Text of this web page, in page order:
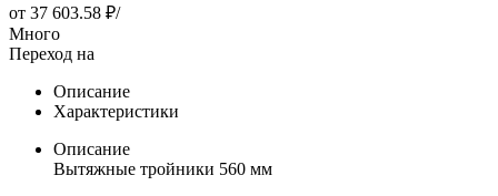
от 37 603.58 ₽/
Много
Переход на
Описание
Характеристики
Описание
Вытяжные тройники 560 мм